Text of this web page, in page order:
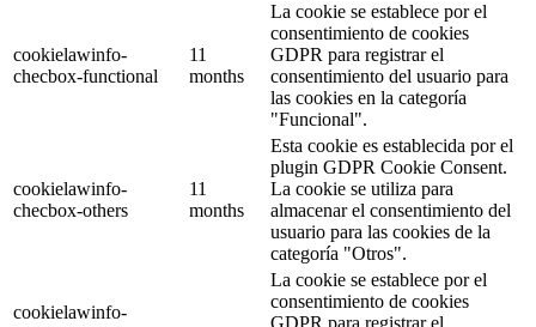
cookielawinfo-
checbox-functional
11
months
La cookie se establece por el
consentimiento de cookies
GDPR para registrar el
consentimiento del usuario para
las cookies en la categoría
"Funcional".
cookielawinfo-
checbox-others
11
months
Esta cookie es establecida por el
plugin GDPR Cookie Consent.
La cookie se utiliza para
almacenar el consentimiento del
usuario para las cookies de la
categoría "Otros".
cookielawinfo-
La cookie se establece por el
consentimiento de cookies